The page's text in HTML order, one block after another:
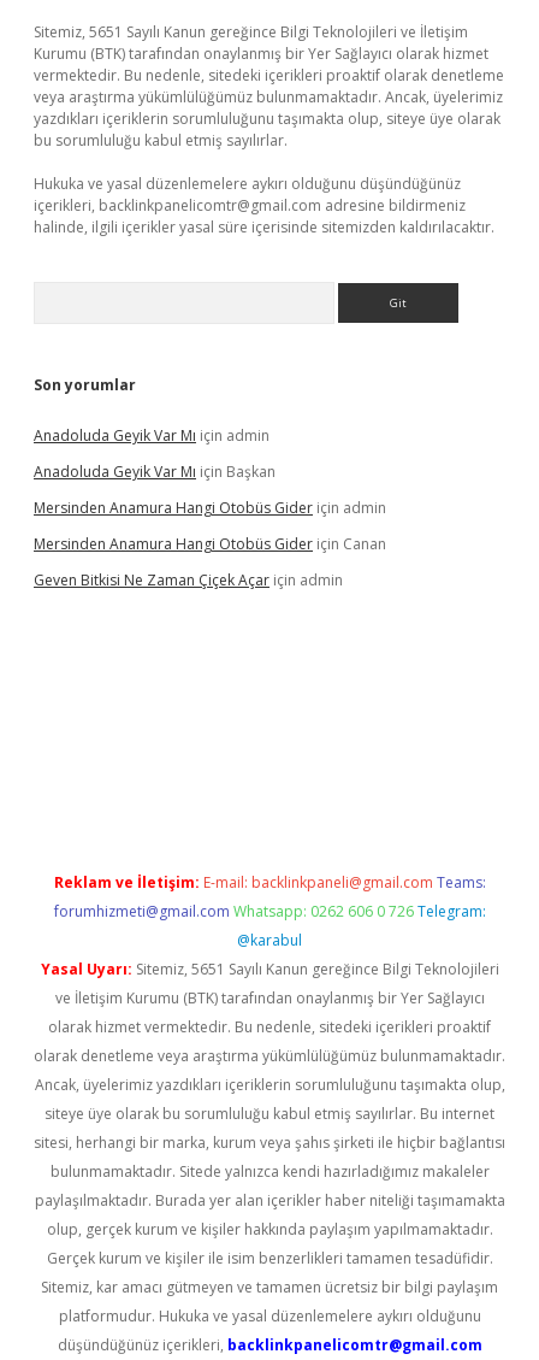
Sitemiz, 5651 Sayılı Kanun gereğince Bilgi Teknolojileri ve İletişim
Kurumu (BTK) tarafından onaylanmış bir Yer Sağlayıcı olarak hizmet
vermektedir. Bu nedenle, sitedeki içerikleri proaktif olarak denetleme
veya araştırma yükümlülüğümüz bulunmamaktadır. Ancak, üyelerimiz
yazdıkları içeriklerin sorumluluğunu taşımakta olup, siteye üye olarak
bu sorumluluğu kabul etmiş sayılırlar.
Hukuka ve yasal düzenlemelere aykırı olduğunu düşündüğünüz
içerikleri, backlinkpanelicomtr@gmail.com adresine bildirmeniz
halinde, ilgili içerikler yasal süre içerisinde sitemizden kaldırılacaktır.
Son yorumlar
Anadoluda Geyik Var Mı için admin
Anadoluda Geyik Var Mı için Başkan
Mersinden Anamura Hangi Otobüs Gider için admin
Mersinden Anamura Hangi Otobüs Gider için Canan
Geven Bitkisi Ne Zaman Çiçek Açar için admin
Reklam ve İletişim: E-mail: backlinkpaneli@gmail.com Teams:
forumhizmeti@gmail.com Whatsapp: 0262 606 0 726 Telegram:
@karabul
Yasal Uyarı: Sitemiz, 5651 Sayılı Kanun gereğince Bilgi Teknolojileri
ve İletişim Kurumu (BTK) tarafından onaylanmış bir Yer Sağlayıcı
olarak hizmet vermektedir. Bu nedenle, sitedeki içerikleri proaktif
olarak denetleme veya araştırma yükümlülüğümüz bulunmamaktadır.
Ancak, üyelerimiz yazdıkları içeriklerin sorumluluğunu taşımakta olup,
siteye üye olarak bu sorumluluğu kabul etmiş sayılırlar. Bu internet
sitesi, herhangi bir marka, kurum veya şahıs şirketi ile hiçbir bağlantısı
bulunmamaktadır. Sitede yalnızca kendi hazırladığımız makaleler
paylaşılmaktadır. Burada yer alan içerikler haber niteliği taşımamakta
olup, gerçek kurum ve kişiler hakkında paylaşım yapılmamaktadır.
Gerçek kurum ve kişiler ile isim benzerlikleri tamamen tesadüfidir.
Sitemiz, kar amacı gütmeyen ve tamamen ücretsiz bir bilgi paylaşım
platformudur. Hukuka ve yasal düzenlemelere aykırı olduğunu
düşündüğünüz içerikleri, backlinkpanelicomtr@gmail.com